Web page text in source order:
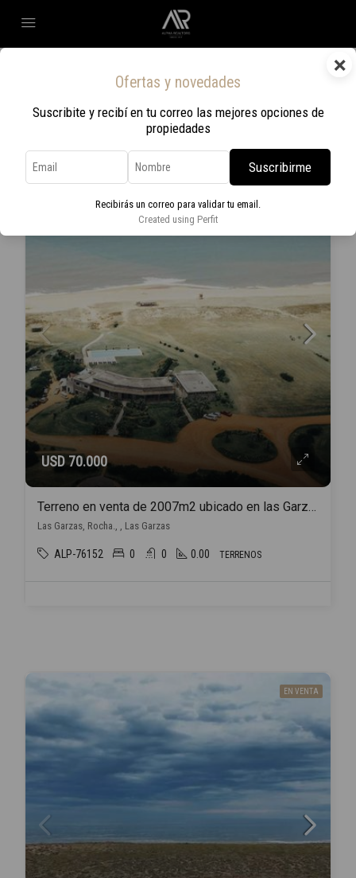
×
Ofertas y novedades
Suscribite y recibí en tu correo las mejores opciones de
propiedades
Suscribirme
Recibirás un correo para validar tu email.
Created using Perfit
3 Propiedades
Orden por defecto
USD 70.000
Terreno en venta de 2007m2 ubicado en las Garzas , Rocha
Las Garzas, Rocha., , Las Garzas
ALP-76152 0 0 0.00 TERRENOS
EN VENTA